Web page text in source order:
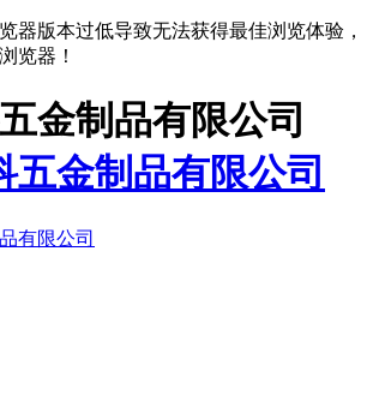
器版本过低导致无法获得最佳浏览体验，
览器！
金制品有限公司